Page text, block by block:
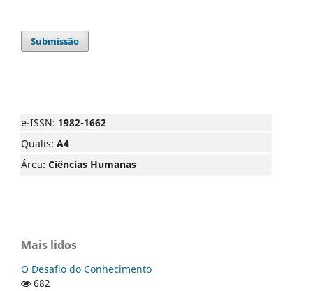
Submissão
e-ISSN: 1982-1662
Qualis: A4
Área: Ciências Humanas
Mais lidos
O Desafio do Conhecimento
682